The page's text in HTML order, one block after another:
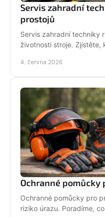
Servis zahradní
prostojů
Servis zahradní techniky
životnosti stroje. Zjistěte,
4. června 2026
Ochranné pomůcky
Ochranné pomůcky pro
riziko úrazu. Poradíme,